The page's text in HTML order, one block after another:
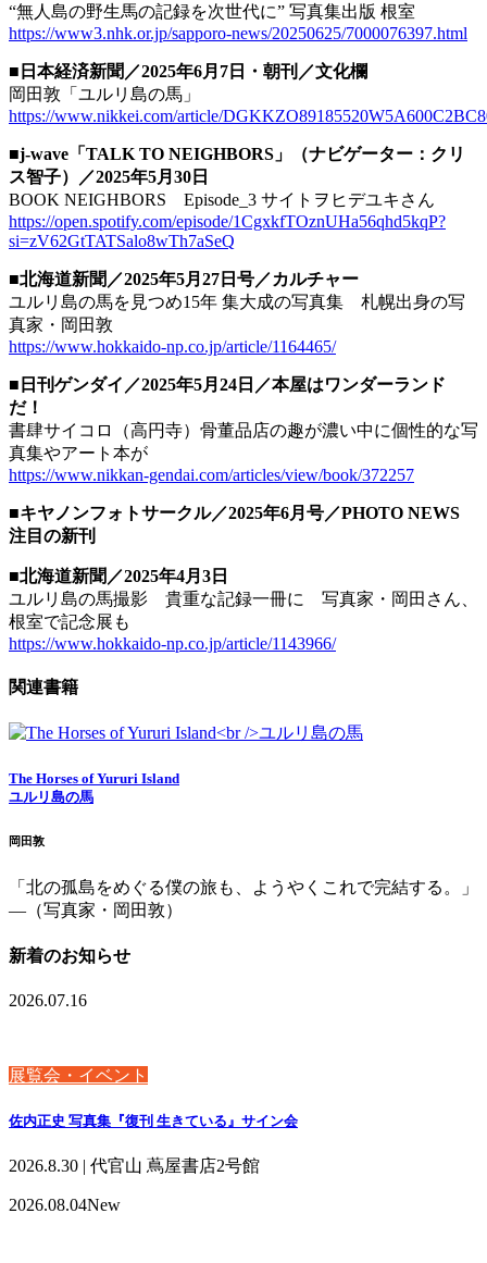
“無人島の野生馬の記録を次世代に” 写真集出版 根室
https://www3.nhk.or.jp/sapporo-news/20250625/7000076397.html
■日本経済新聞／2025年6月7日・朝刊／文化欄
岡田敦「ユルリ島の馬」
https://www.nikkei.com/article/
■j-wave「TALK TO NEIGHBORS」（ナビゲーター：クリ
ス智子）／2025年5月30日
BOOK NEIGHBORS Episode_3 サイトヲヒデユキさん
https://open.spotify.com/episode/1CgxkfTOznUHa56qhd5kqP?
si=zV62GtTATSalo8wTh7aSeQ
■北海道新聞／2025年5月27日号／カルチャー
ユルリ島の馬を見つめ15年 集大成の写真集 札幌出身の写
真家・岡田敦
https://www.hokkaido-np.co.jp/article/1164465/
■日刊ゲンダイ／2025年5月24日／本屋はワンダーランド
だ！
書肆サイコロ（高円寺）骨董品店の趣が濃い中に個性的な写
真集やアート本が
https://www.nikkan-gendai.com/articles/view/book/372257
■キヤノンフォトサークル／2025年6月号／PHOTO NEWS
注目の新刊
■北海道新聞／2025年4月3日
ユルリ島の馬撮影 貴重な記録一冊に 写真家・岡田さん、
根室で記念展も
https://www.hokkaido-np.co.jp/article/1143966/
関連書籍
The Horses of Yururi Island
ユルリ島の馬
岡田敦
「北の孤島をめぐる僕の旅も、ようやくこれで完結する。」
—（写真家・岡田敦）
新着のお知らせ
2026.07.16
展覧会・イベント
佐内正史 写真集『復刊 生きている』サイン会
2026.8.30 | 代官山 蔦屋書店2号館
2026.08.04New